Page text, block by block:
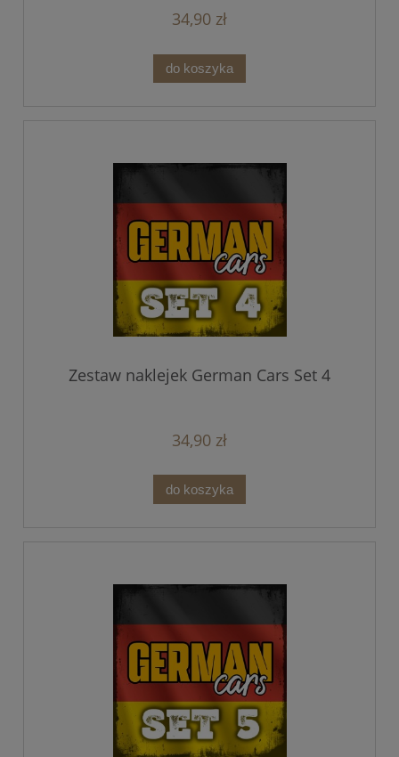
34,90 zł
do koszyka
Zestaw naklejek German Cars Set 4
34,90 zł
do koszyka